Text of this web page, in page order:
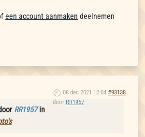
een account aanmaken deelnemen
08 dec 2021 12:04 #93138
door RR1957
RR1957in